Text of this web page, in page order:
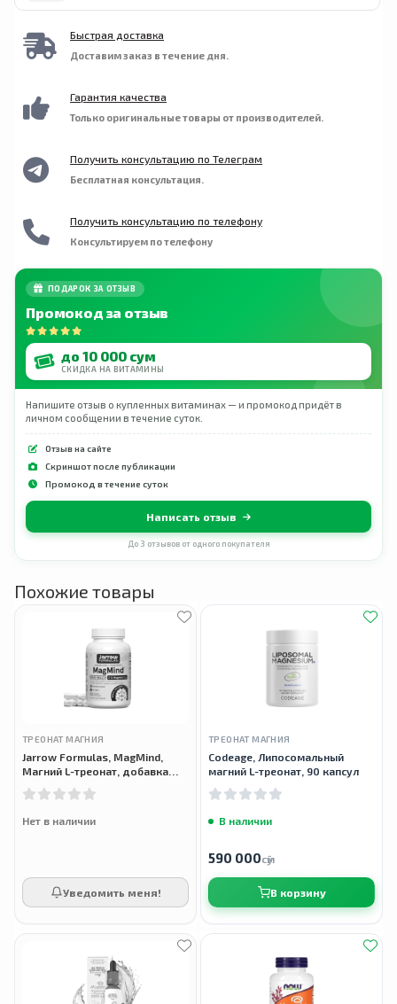
света.
Быстрая доставка
Доставим заказ в течение дня.
Гарантия качества
Только оригинальные товары от производителей.
Получить консультацию по Телеграм
Бесплатная консультация.
Получить консультацию по телефону
Консультируем по телефону
ПОДАРОК ЗА ОТЗЫВ
Промокод за отзыв
до 10 000 сум
СКИДКА НА ВИТАМИНЫ
Напишите отзыв о купленных витаминах — и промокод придёт в
личном сообщении в течение суток.
Отзыв на сайте
Скриншот после публикации
Промокод в течение суток
Написать отзыв
До 3 отзывов от одного покупателя
Похожие товары
ТРЕОНАТ МАГНИЯ
Jarrow Formulas, MagMind,
Магний L-треонат, добавка
растительных капсул
Нет в наличии
Уведомить меня!
ТРЕОНАТ МАГНИЯ
Codeage, Липосомальный
магний L-треонат, 90 капсул
В наличии
590 000сӯм
В корзину